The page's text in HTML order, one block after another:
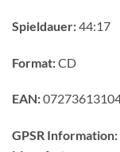
Spieldauer:44:17
Format:CD
EAN:
GPSR Information: